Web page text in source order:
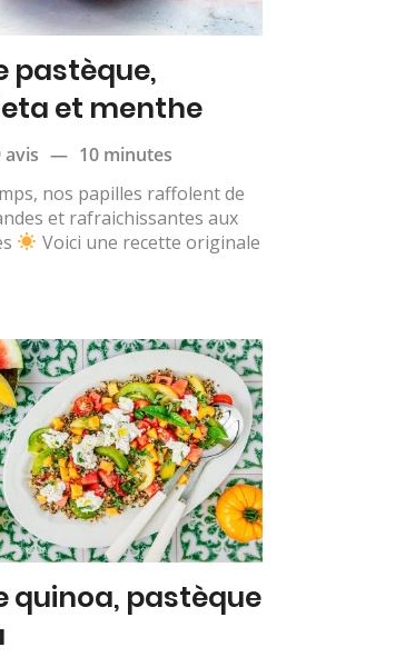
pastèque,
et menthe
avis — 10 minutes
nos papilles raffolent de
et rafraichissantes aux
Voici une recette originale
quinoa, pastèque